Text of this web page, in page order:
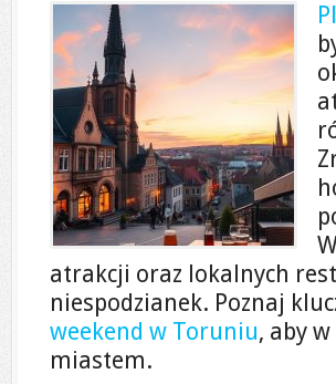
atrakcji oraz lokalnych
niespodzianek. Poznaj
weekend w Toruniu, aby
miastem.